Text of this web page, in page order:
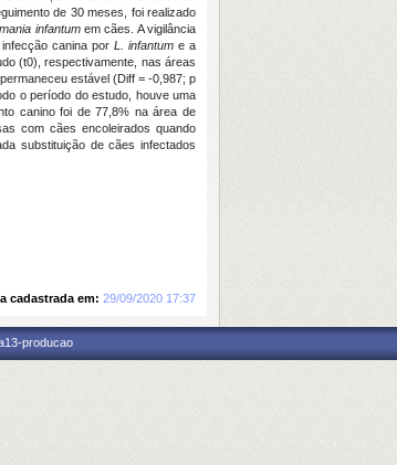
de 30 meses, foi realizado
infantumem cães. A vigilância
canina por L. infantume a
(t0), respectivamente, nas áreas
estável (Diff = -0,987; p
o período do estudo, houve uma
canino foi de 77,8% na área de
com cães encoleirados quando
substituição de cães infectados
cadastrada em: 29/09/2020 17:37
producao